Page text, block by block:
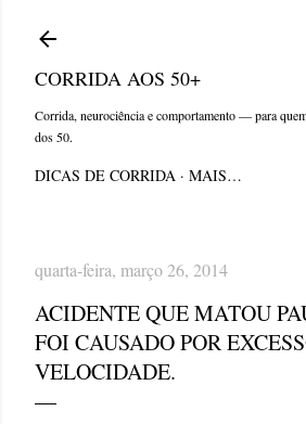
CORRIDA AOS 50+
Corrida, neurociência e comportamento — para
dos 50.
DICAS DE CORRIDA MAIS…
quarta-feira, março 26, 2014
ACIDENTE QUE MATOU
FOI CAUSADO POR
VELOCIDADE.